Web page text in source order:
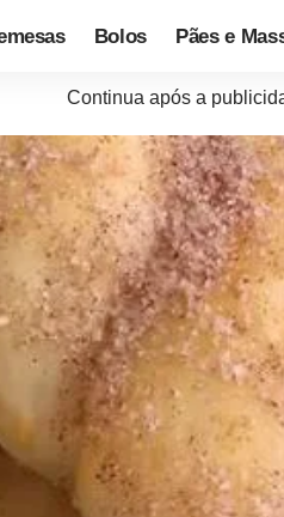
Bolos Pães e
Continua após a